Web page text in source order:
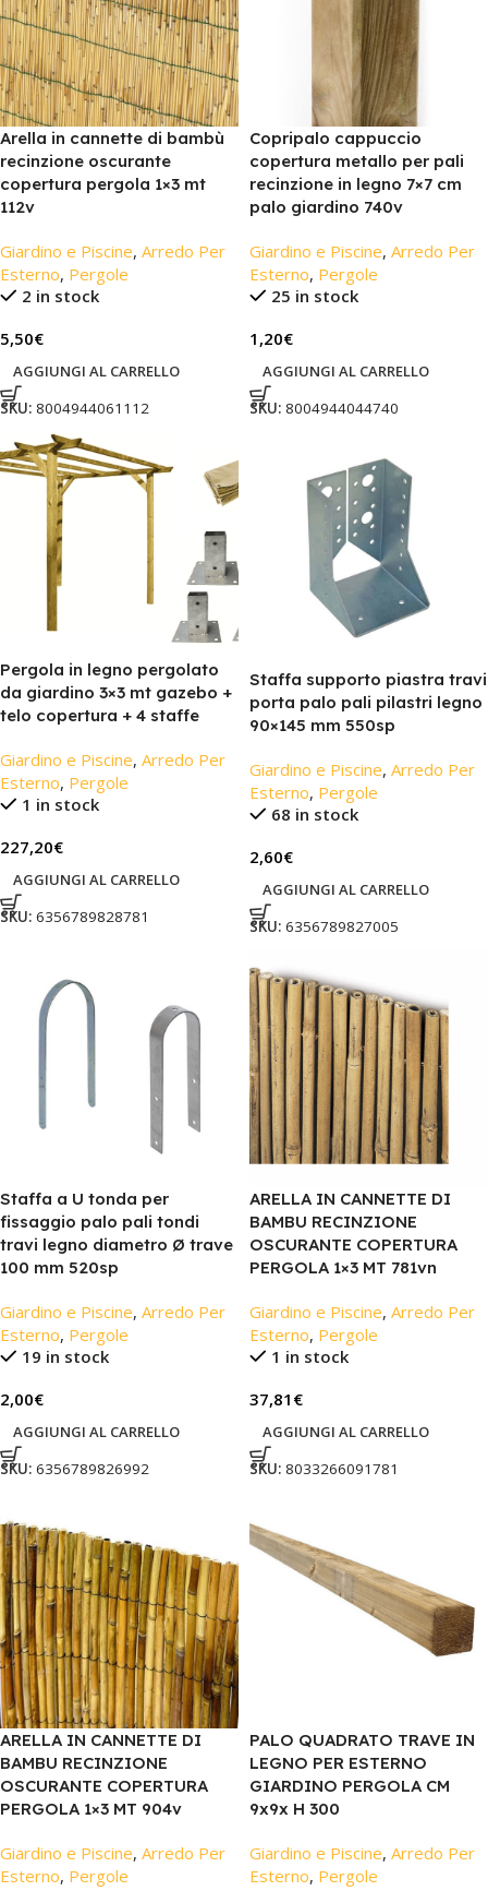
Arella in cannette di bambù
recinzione oscurante
copertura pergola 1×3 mt
112v
Giardino e Piscine, Arredo Per
Esterno, Pergole
2 in stock
5,50€
AGGIUNGI AL CARRELLO
SKU: 8004944061112
Copripalo cappuccio
copertura metallo per pali
recinzione in legno 7×7 cm
palo giardino 740v
Giardino e Piscine, Arredo Per
Esterno, Pergole
25 in stock
1,20€
AGGIUNGI AL CARRELLO
SKU: 8004944044740
Pergola in legno pergolato
da giardino 3×3 mt gazebo +
telo copertura + 4 staffe
Giardino e Piscine, Arredo Per
Esterno, Pergole
1 in stock
227,20€
AGGIUNGI AL CARRELLO
SKU: 6356789828781
Staffa supporto piastra travi
porta palo pali pilastri legno
90×145 mm 550sp
Giardino e Piscine, Arredo Per
Esterno, Pergole
68 in stock
2,60€
AGGIUNGI AL CARRELLO
SKU: 6356789827005
Staffa a U tonda per
fissaggio palo pali tondi
travi legno diametro Ø trave
100 mm 520sp
Giardino e Piscine, Arredo Per
Esterno, Pergole
19 in stock
2,00€
AGGIUNGI AL CARRELLO
SKU: 6356789826992
ARELLA IN CANNETTE DI
BAMBU RECINZIONE
OSCURANTE COPERTURA
PERGOLA 1×3 MT 781vn
Giardino e Piscine, Arredo Per
Esterno, Pergole
1 in stock
37,81 €
AGGIUNGI AL CARRELLO
SKU: 8033266091781
ARELLA IN CANNETTE DI
BAMBU RECINZIONE
OSCURANTE COPERTURA
PERGOLA 1×3 MT 904v
Giardino e Piscine, Arredo Per
Esterno, Pergole
PALO QUADRATO TRAVE IN
LEGNO PER ESTERNO
GIARDINO PERGOLA CM
9x9x H 300
Giardino e Piscine, Arredo Per
Esterno, Pergole